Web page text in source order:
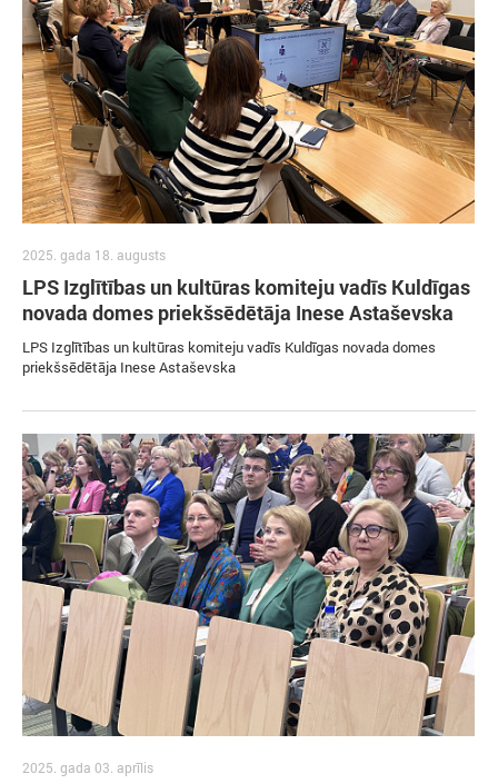
2025. gada 18. augusts
LPS Izglītības un kultūras komiteju vadīs Kuldīgas
novada domes priekšsēdētāja Inese Astaševska
LPS Izglītības un kultūras komiteju vadīs Kuldīgas novada domes
priekšsēdētāja Inese Astaševska
2025. gada 03. aprīlis